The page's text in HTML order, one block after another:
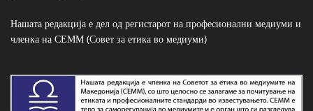
Нашата редакција е дел од регистарот на професионални медиуми и
членка на СЕММ (Совет за етика во медиуми)